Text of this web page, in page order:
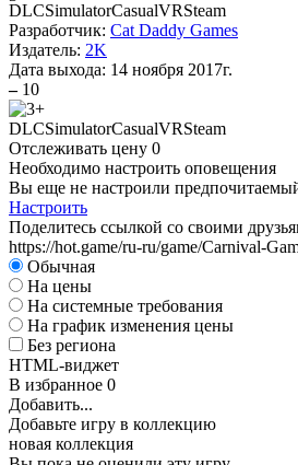
DLCSimulatorCasualVRSteam
Разработчик: Cat Daddy Games
Издатель: 2K
Дата выхода: 14 ноября 2017г.
– 10
DLCSimulatorCasualVRSteam
Отслеживать цену 0
Необходимо настроить оповещения
Вы еще не настроили
Настроить
Поделитесь ссылкой со своими
https://hot.game/ru-ru/game/Carnival-
Обычная
На цены
На системные требования
На график изменения цены
Без региона
HTML-виджет
В избранное 0
Добавить...
Добавьте игру в коллекцию
новая коллекция